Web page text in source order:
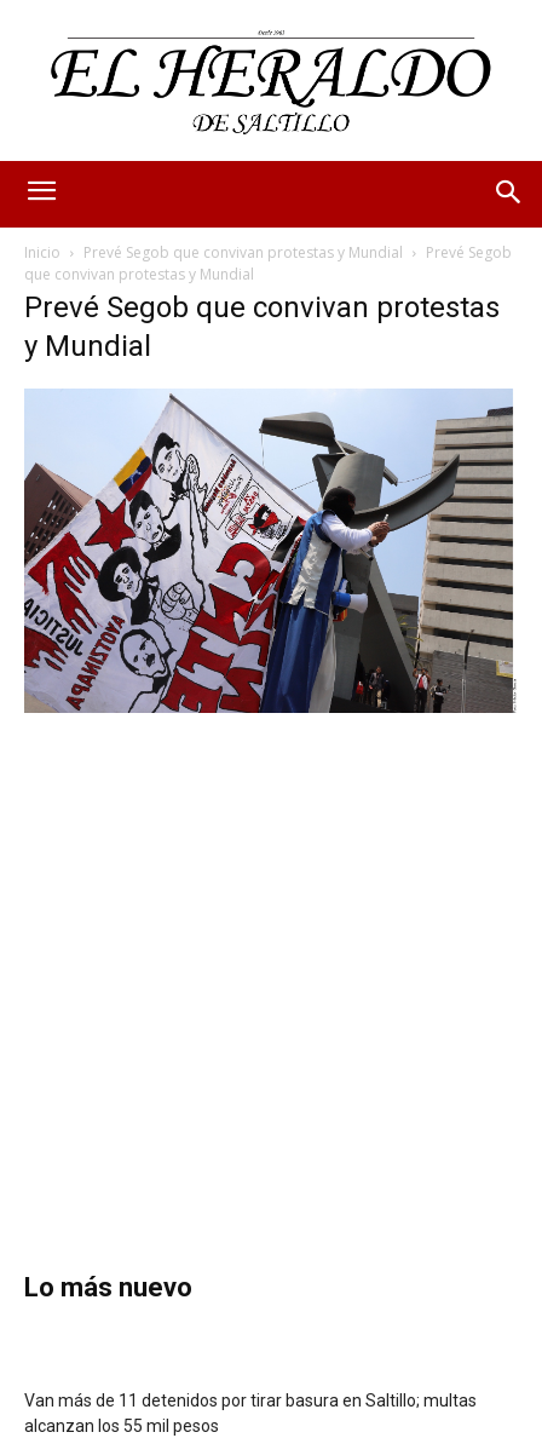
Inicio Prevé Segob que convivan protestas y Mundial
Prevé Segob
que convivan protestas y Mundial
Prevé Segob que convivan protestas
y Mundial
Lo más nuevo
Van más de 11 detenidos por tirar basura en Saltillo; multas
alcanzan los 55 mil pesos